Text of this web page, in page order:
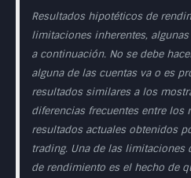
Resultados hipotéticos de
limitaciones inherentes,
a continuación. No se debe
alguna de las cuentas va o es
resultados similares a los
diferencias frecuentes entre
resultados actuales obtenidos
trading. Una de las
de rendimiento es el hecho de